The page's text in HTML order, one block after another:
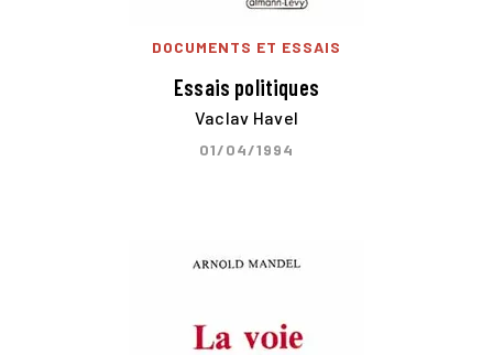
DOCUMENTS ET ESSAIS
Essais politiques
Vaclav Havel
01/04/1994